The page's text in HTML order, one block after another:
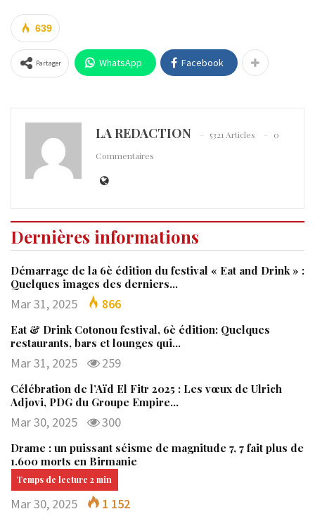
639
Partager WhatsApp Facebook
LA REDACTION 5321 Articles
0
Commentaires
Dernières informations
Démarrage de la 6è édition du festival « Eat and Drink » :
Quelques images des derniers…
Mar 31, 2025 866
Eat & Drink Cotonou festival, 6è édition: Quelques
restaurants, bars et lounges qui…
Mar 31, 2025 259
Célébration de l’Aïd El Fitr 2025 : Les vœux de Ulrich
Adjovi, PDG du Groupe Empire…
Mar 30, 2025 300
Drame : un puissant séisme de magnitude 7, 7 fait plus de
1.600 morts en Birmanie
Mar 30, 2025 1 152